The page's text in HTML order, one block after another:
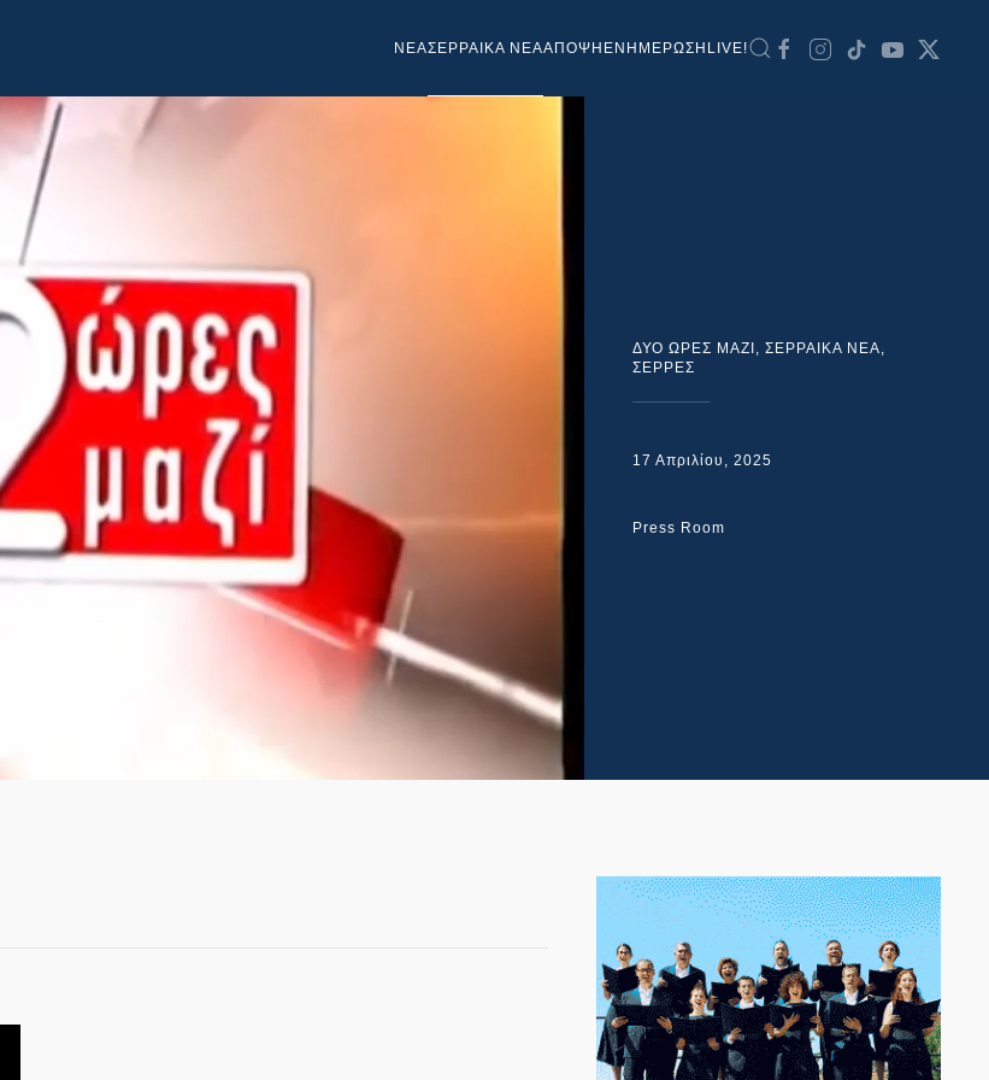
NEAΣΕΡΡΑΙΚΑ ΝΕΑΑΠΟΨΗ ΕΝΗΜΕΡΩΣΗ LIVE!
ΔΥΟ ΩΡΕΣ ΜΑΖΙ, ΣΕΡΡΑΙΚΑ ΝΕΑ,
ΣΕΡΡΕΣ
17 Απριλίου, 2025
Press Room